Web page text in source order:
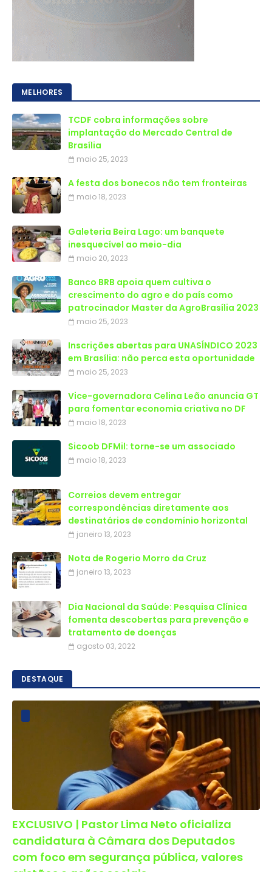
MELHORES
TCDF cobra informações sobre
implantação do Mercado Central de
Brasília
maio 25, 2023
A festa dos bonecos não tem fronteiras
maio 18, 2023
Galeteria Beira Lago: um banquete
inesquecível ao meio-dia
maio 20, 2023
Banco BRB apoia quem cultiva o
crescimento do agro e do país como
patrocinador Master da AgroBrasília 2023
maio 25, 2023
Inscrições abertas para UNASÍNDICO 2023
em Brasília: não perca esta oportunidade
maio 25, 2023
Vice-governadora Celina Leão anuncia GT
para fomentar economia criativa no DF
maio 18, 2023
Sicoob DFMil: torne-se um associado
maio 18, 2023
Correios devem entregar
correspondências diretamente aos
destinatários de condomínio horizontal
janeiro 13, 2023
Nota de Rogerio Morro da Cruz
janeiro 13, 2023
Dia Nacional da Saúde: Pesquisa Clínica
fomenta descobertas para prevenção e
tratamento de doenças
agosto 03, 2022
DESTAQUE
EXCLUSIVO | Pastor Lima Neto oficializa
candidatura à Câmara dos Deputados
com foco em segurança pública, valores